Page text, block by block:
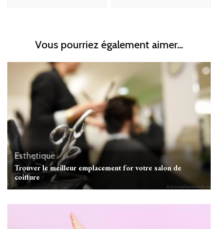
Vous pourriez également aimer...
Esthetique
Trouver le meilleur emplacement for votre salon de
coiffure